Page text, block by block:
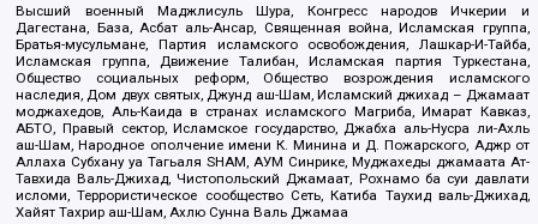
Высший военный Маджлисуль Шура, Конгресс народов Ичкерии и
Дагестана, База, Асбат аль-Ансар, Священная война, Исламская группа,
Братья-мусульмане, Партия исламского освобождения, Лашкар-И-Тайба,
Исламская группа, Движение Талибан, Исламская партия Туркестана,
Общество социальных реформ, Общество возрождения исламского
наследия, Дом двух святых, Джунд аш-Шам, Исламский джихад – Джамаат
моджахедов, Аль-Каида в странах исламского Магриба, Имарат Кавказ,
АБТО, Правый сектор, Исламское государство, Джабха аль-Нусра ли-Ахль
аш-Шам, Народное ополчение имени К. Минина и Д. Пожарского, Аджр от
Аллаха Субхану уа Тагьаля SHAM, АУМ Синрике, Муджахеды джамаата Ат-
Тавхида Валь-Джихад, Чистопольский Джамаат, Рохнамо ба суи давлати
исломи, Террористическое сообщество Сеть, Катиба Таухид валь-Джихад,
Хайят Тахрир аш-Шам, Ахлю Сунна Валь Джамаа